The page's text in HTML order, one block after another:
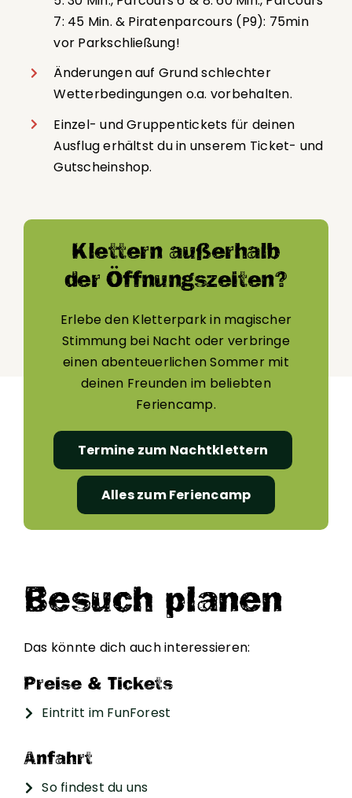
7: 45 Min. & Piratenparcours (P9): 75min
vor Parkschließung!
Änderungen auf Grund schlechter
Wetterbedingungen o.a. vorbehalten.
Einzel- und Gruppentickets für deinen
Ausflug erhältst du in unserem Ticket- und
Gutscheinshop.
Klettern außerhalb
der Öffnungszeiten?
Erlebe den Kletterpark in magischer
Stimmung bei Nacht oder verbringe
einen abenteuerlichen Sommer mit
deinen Freunden im beliebten
Feriencamp.
Termine zum Nachtklettern
Alles zum Feriencamp
Besuch planen
Das könnte dich auch interessieren:
Preise & Tickets
Eintritt im FunForest
Anfahrt
So findest du uns